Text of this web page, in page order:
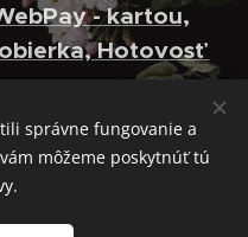
- kartou,
Hotovosť
údajov
správne fungovanie a
môžeme poskytnúť tú